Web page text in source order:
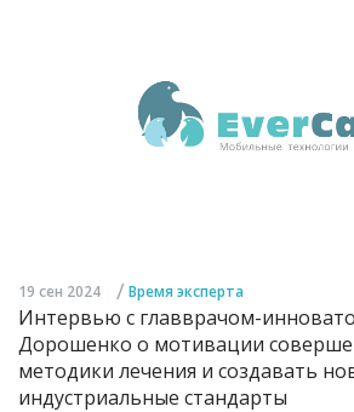
19 сен 2024 / Время эксперта
Интервью с главврачом-
Дорошенко о мотивации
методики лечения и создавать
индустриальные стандарты